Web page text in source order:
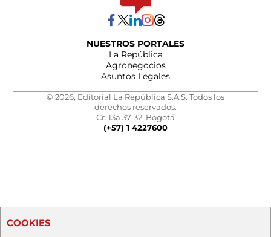
NUESTROS PORTALES
La República
Agronegocios
Asuntos Legales
© 2026, Editorial La República S.A.S. Todos los
derechos reservados.
Cr. 13a 37-32, Bogotá
(+57) 1 4227600
COOKIES